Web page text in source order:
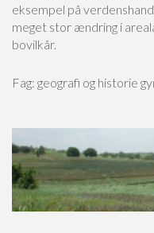
eksempel på
meget stor ændring i
bovilkår.
Fag: geografi og historie